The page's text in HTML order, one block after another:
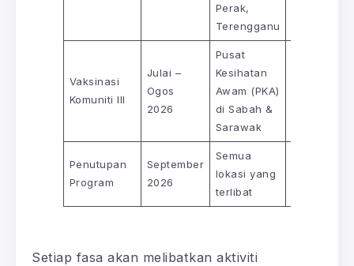
Perak,
Terengganu
Vaksinasi
Komuniti III
Julai –
Ogos
2026
Pusat
Kesihatan
Awam (PKA)
di Sabah &
Sarawak
Penutupan
Program
September
2026
Semua
lokasi yang
terlibat
Setiap fasa akan melibatkan aktiviti